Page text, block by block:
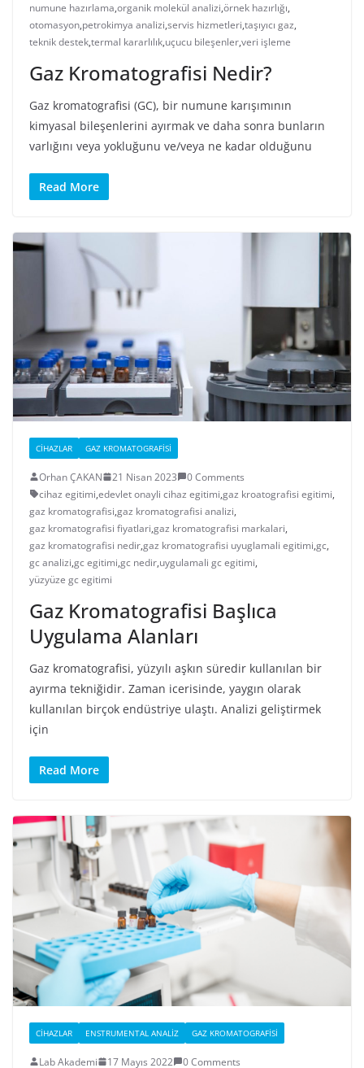
numune hazırlama,organik molekül analizi,örnek hazırlığı,
otomasyon,petrokimya analizi,servis hizmetleri,taşıyıcı gaz,
teknik destek,termal kararlılık,uçucu bileşenler,veri işleme
Gaz Kromatografisi Nedir?
Gaz kromatografisi (GC), bir numune karışımının
kimyasal bileşenlerini ayırmak ve daha sonra bunların
varlığını veya yokluğunu ve/veya ne kadar olduğunu
Read More
CIHAZLAR GAZ KROMATOGRAFISI
Orhan ÇAKAN 21 Nisan 2023
0 Comments
cihaz egitimi,edevlet onayli cihaz egitimi,gaz kroatografisi egitimi,
gaz kromatografisi,gaz kromatografisi analizi,
gaz kromatografisi fiyatlari,gaz kromatografisi markalari,
gaz kromatografisi nedir,gaz kromatografisi uyuglamali egitimi,gc,
gc analizi,gc egitimi,gc nedir,uygulamali gc egitimi,
yüzyüze gc egitimi
Gaz Kromatografisi Başlıca
Uygulama Alanları
Gaz kromatografisi, yüzyılı aşkın süredir kullanılan bir
ayırma tekniğidir. Zaman icerisinde, yaygın olarak
kullanılan birçok endüstriye ulaştı. Analizi geliştirmek
için
Read More
CIHAZLAR ENSTRUMENTAL ANALIZ GAZ KROMATOGRAFISI
Lab Akademi 17 Mayıs 2022 0 Comments